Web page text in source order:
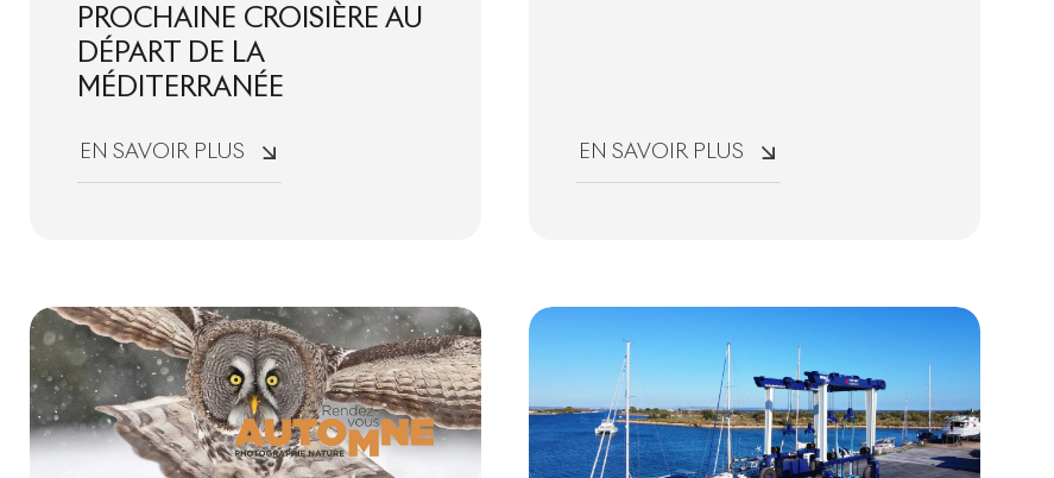
PROCHAINE CROISIÈRE AU
DÉPART DE LA
MÉDITERRANÉE
EN SAVOIR PLUS EN SAVOIR PLUS